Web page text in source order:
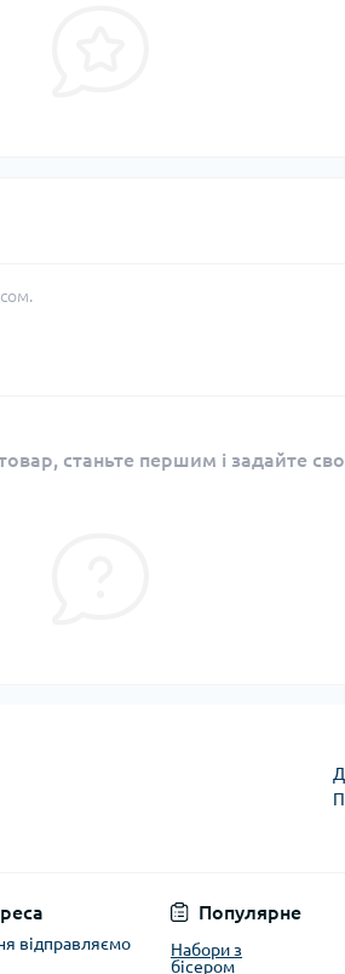
станьте першим і задайте
відправляємо
Популярне
Набори з
бісером